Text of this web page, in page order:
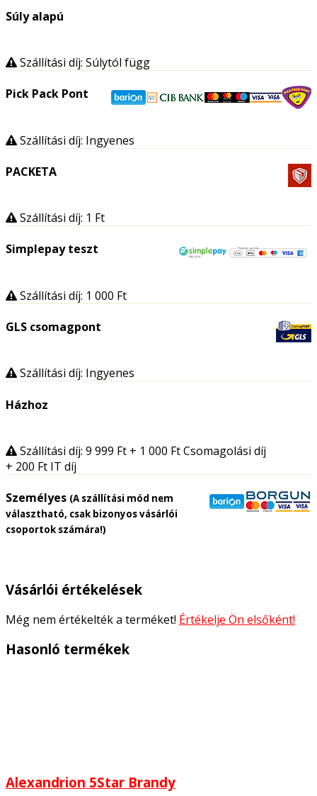
Súly alapú
Szállítási díj: Súlytól függ
Pick Pack Pont
Szállítási díj: Ingyenes
PACKETA
Szállítási díj: 1 Ft
Simplepay teszt
Szállítási díj: 1 000 Ft
GLS csomagpont
Szállítási díj: Ingyenes
Házhoz
Szállítási díj: 9 999 Ft + 1 000 FtCsomagolási díj
+ 200 Ft IT díj
Személyes (A szállítási mód nem
választható, csak bizonyos vásárlói
csoportok számára!)
Vásárlói értékelések
Még nem értékelték a terméket! Értékelje Ön elsőként!
Hasonló termékek
Alexandrion 5Star Brandy